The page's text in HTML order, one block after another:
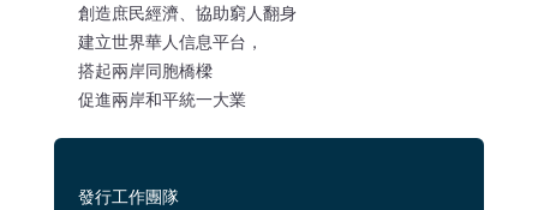
創造庶民經濟、協助窮人翻身
建立世界華人信息平台，
搭起兩岸同胞橋樑
促進兩岸和平統一大業
發行工作團隊